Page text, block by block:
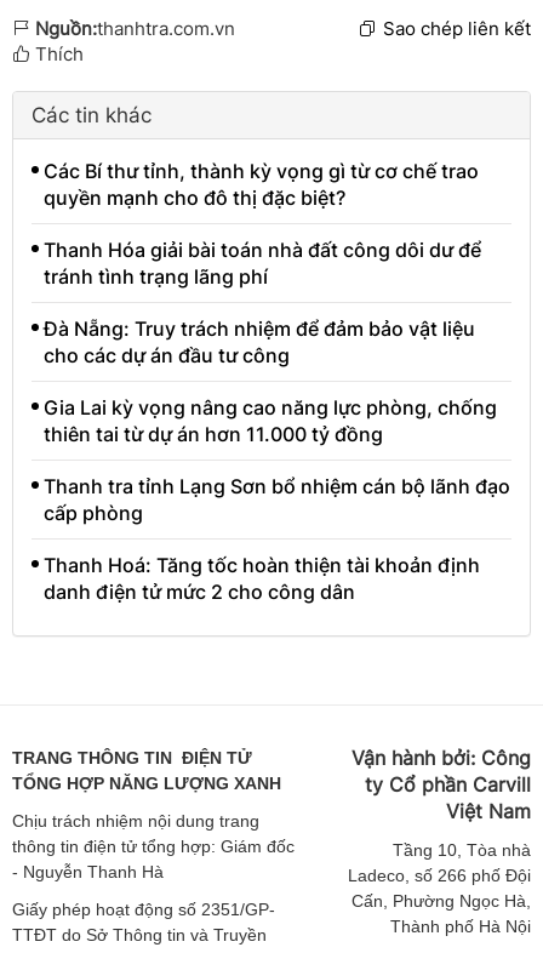
Nguồn:thanhtra.com.vn
Sao chép liên kết
Thích
Các tin khác
Các Bí thư tỉnh, thành kỳ vọng gì từ cơ chế trao
quyền mạnh cho đô thị đặc biệt?
Thanh Hóa giải bài toán nhà đất công dôi dư để
tránh tình trạng lãng phí
Đà Nẵng: Truy trách nhiệm để đảm bảo vật liệu
cho các dự án đầu tư công
Gia Lai kỳ vọng nâng cao năng lực phòng, chống
thiên tai từ dự án hơn 11.000 tỷ đồng
Thanh tra tỉnh Lạng Sơn bổ nhiệm cán bộ lãnh đạo
cấp phòng
Thanh Hoá: Tăng tốc hoàn thiện tài khoản định
danh điện tử mức 2 cho công dân
TRANG THÔNG TIN ĐIỆN TỬ
TỔNG HỢP NĂNG LƯỢNG XANH
Chịu trách nhiệm nội dung trang
thông tin điện tử tổng hợp: Giám đốc
- Nguyễn Thanh Hà
Giấy phép hoạt động số 2351/GP-
TTĐT do Sở Thông tin và Truyền
Vận hành bởi: Công
ty Cổ phần Carvill
Việt Nam
Tầng 10, Tòa nhà
Ladeco, số 266 phố Đội
Cấn, Phường Ngọc Hà,
Thành phố Hà Nội